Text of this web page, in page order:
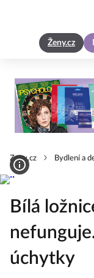
Ženy.cz
Zeny.cz Bydlení a
Bílá
úchytky